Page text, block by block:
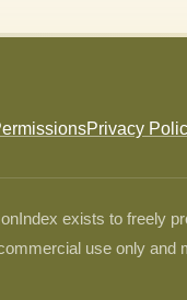
Privacy
exists to freely
use only